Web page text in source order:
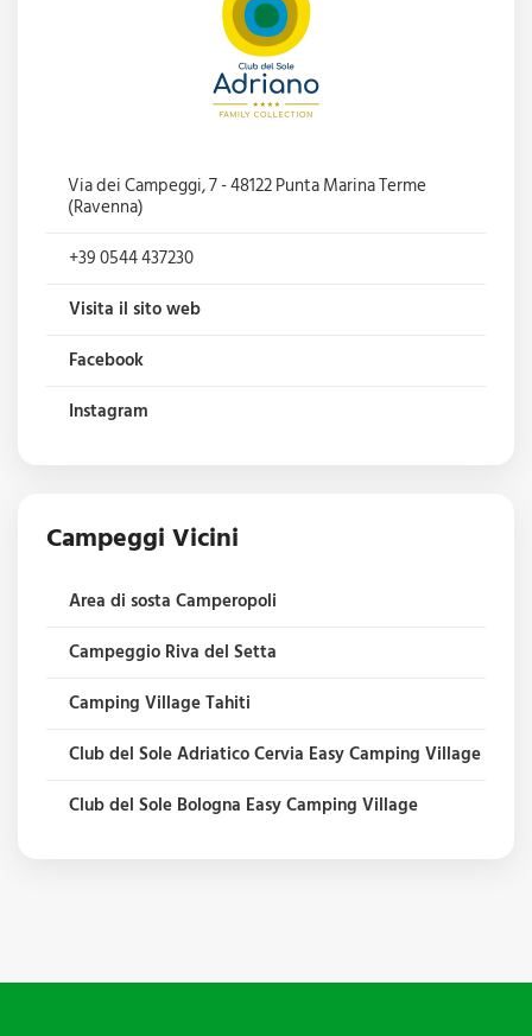
Via dei Campeggi, 7 - 48122 Punta Marina Terme
(Ravenna)
+39 0544 437230
Visita il sito web
Facebook
Instagram
Campeggi Vicini
Area di sosta Camperopoli
Campeggio Riva del Setta
Camping Village Tahiti
Club del Sole Adriatico Cervia Easy Camping Village
Club del Sole Bologna Easy Camping Village